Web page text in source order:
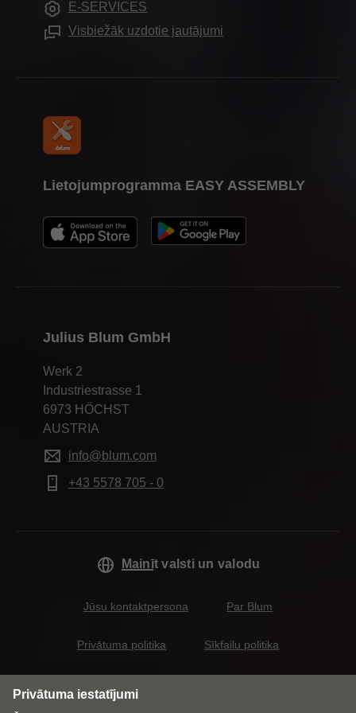
Montāžas iekārtas
Prese un plašsaziņas līdzekļi
Julius Blum GmbH
Werk 2
Industriestrasse 1
6973 HÖCHST
AUSTRIA
info@blum.com
+43 5578 705 - 0
Lietojumprogramma EASY ASSEMBLY
E-SERVICES
Visbiežāk uzdotie jautājumi
Mainīt valsti un valodu
Jūsu kontaktpersona Par Blum
Privātuma politika Sīkfailu politika